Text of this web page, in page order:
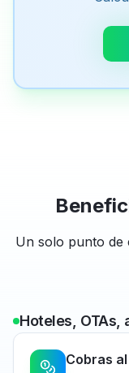
Un solo punto de
Hoteles, OTAs,
Cobras